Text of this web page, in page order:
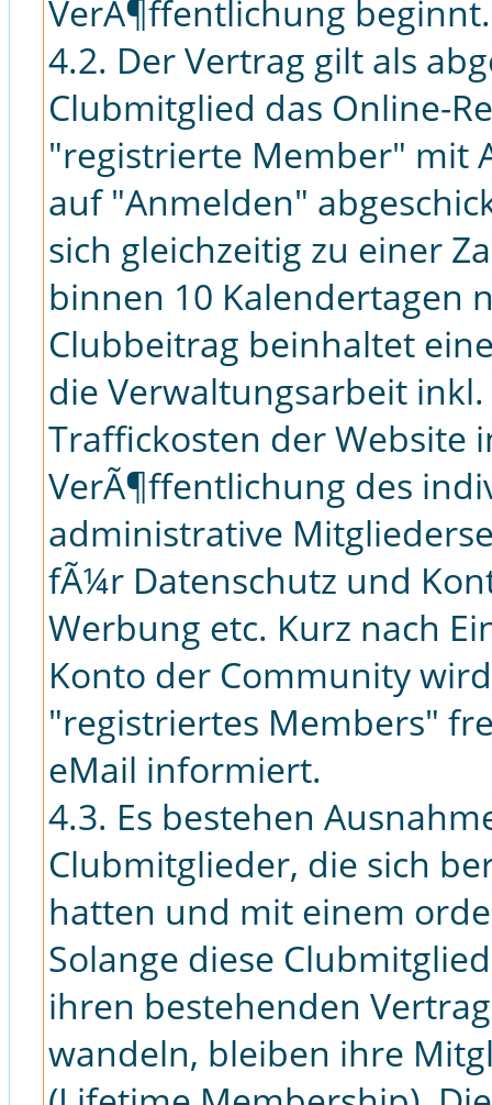
VerÃ¶ffentlichung beginnt.
4.2. Der Vertrag gilt als
Clubmitglied das Online-
"registrierte Member" mit
auf "Anmelden"
sich gleichzeitig zu einer
binnen 10 Kalendertagen
Clubbeitrag beinhaltet
die Verwaltungsarbeit
Traffickosten der Website
VerÃ¶ffentlichung des
administrative
fÃ¼r Datenschutz und
Werbung etc. Kurz nach
Konto der Community
"registriertes Members"
eMail informiert.
4.3. Es bestehen
Clubmitglieder, die sich
hatten und mit einem
Solange diese
ihren bestehenden
wandeln, bleiben ihre